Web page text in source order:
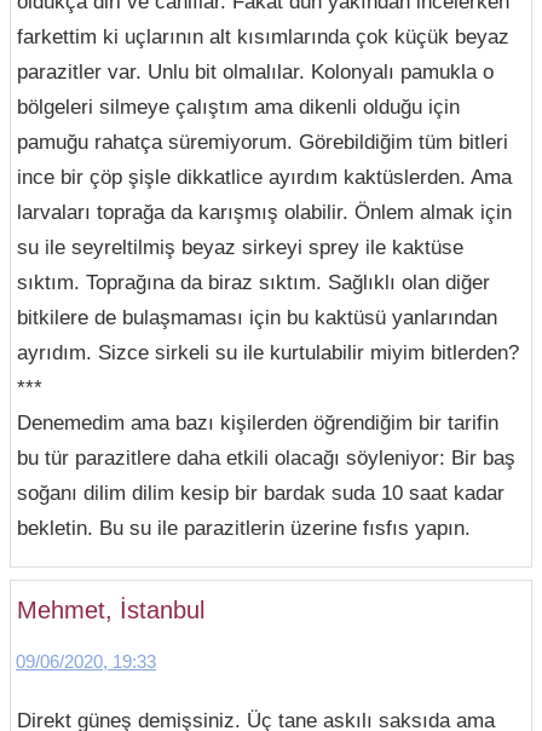
farkettim ki uçlarının alt kısımlarında çok küçük beyaz
parazitler var. Unlu bit olmalılar. Kolonyalı pamukla o
bölgeleri silmeye çalıştım ama dikenli olduğu için
pamuğu rahatça süremiyorum. Görebildiğim tüm bitleri
ince bir çöp şişle dikkatlice ayırdım kaktüslerden. Ama
larvaları toprağa da karışmış olabilir. Önlem almak için
su ile seyreltilmiş beyaz sirkeyi sprey ile kaktüse
sıktım. Toprağına da biraz sıktım. Sağlıklı olan diğer
bitkilere de bulaşmaması için bu kaktüsü yanlarından
ayrıdım. Sizce sirkeli su ile kurtulabilir miyim bitlerden?
***
Denemedim ama bazı kişilerden öğrendiğim bir tarifin
bu tür parazitlere daha etkili olacağı söyleniyor: Bir baş
soğanı dilim dilim kesip bir bardak suda 10 saat kadar
bekletin. Bu su ile parazitlerin üzerine fısfıs yapın.
Mehmet, İstanbul
09/06/2020, 19:33
Direkt güneş demişsiniz. Üç tane askılı saksıda ama